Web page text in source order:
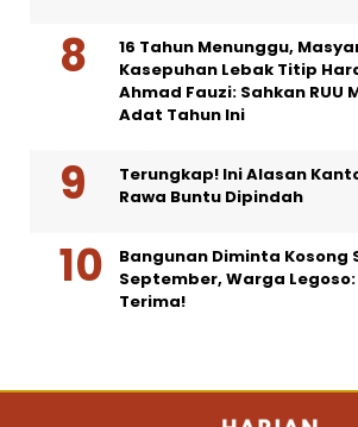
16 Tahun Menunggu,
Kasepuhan Lebak Titip
Ahmad Fauzi: Sahkan RUU
Adat Tahun Ini
Terungkap! Ini Alasan
Rawa Buntu Dipindah
Bangunan Diminta Kosong
September, Warga
Terima!